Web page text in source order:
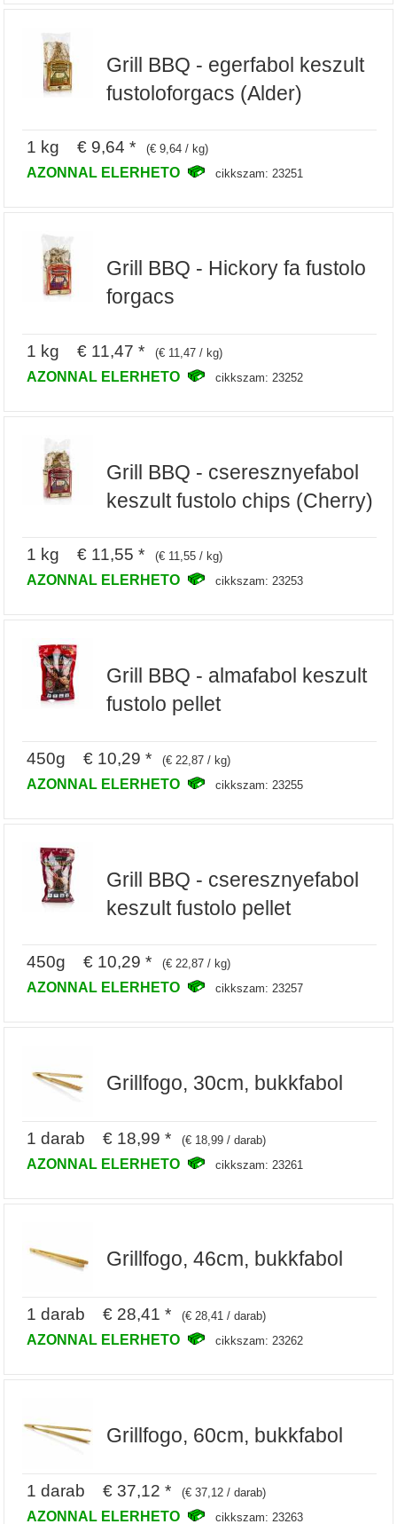
Grill BBQ - egerfabol keszult
fustoloforgacs (Alder)
1 kg € 9,64 * (€ 9,64 / kg)
AZONNAL ELERHETO cikkszam: 23251
Grill BBQ - Hickory fa fustolo
forgacs
1 kg € 11,47 * (€ 11,47 / kg)
AZONNAL ELERHETO cikkszam: 23252
Grill BBQ - cseresznyefabol
keszult fustolo chips (Cherry)
1 kg € 11,55 * (€ 11,55 / kg)
AZONNAL ELERHETO cikkszam: 23253
Grill BBQ - almafabol keszult
fustolo pellet
450g € 10,29 * (€ 22,87 / kg)
AZONNAL ELERHETO cikkszam: 23255
Grill BBQ - cseresznyefabol
keszult fustolo pellet
450g € 10,29 * (€ 22,87 / kg)
AZONNAL ELERHETO cikkszam: 23257
Grillfogo, 30cm, bukkfabol
1 darab € 18,99 * (€ 18,99 / darab)
AZONNAL ELERHETO cikkszam: 23261
Grillfogo, 46cm, bukkfabol
1 darab € 28,41 * (€ 28,41 / darab)
AZONNAL ELERHETO cikkszam: 23262
Grillfogo, 60cm, bukkfabol
1 darab € 37,12 * (€ 37,12 / darab)
AZONNAL ELERHETO cikkszam: 23263